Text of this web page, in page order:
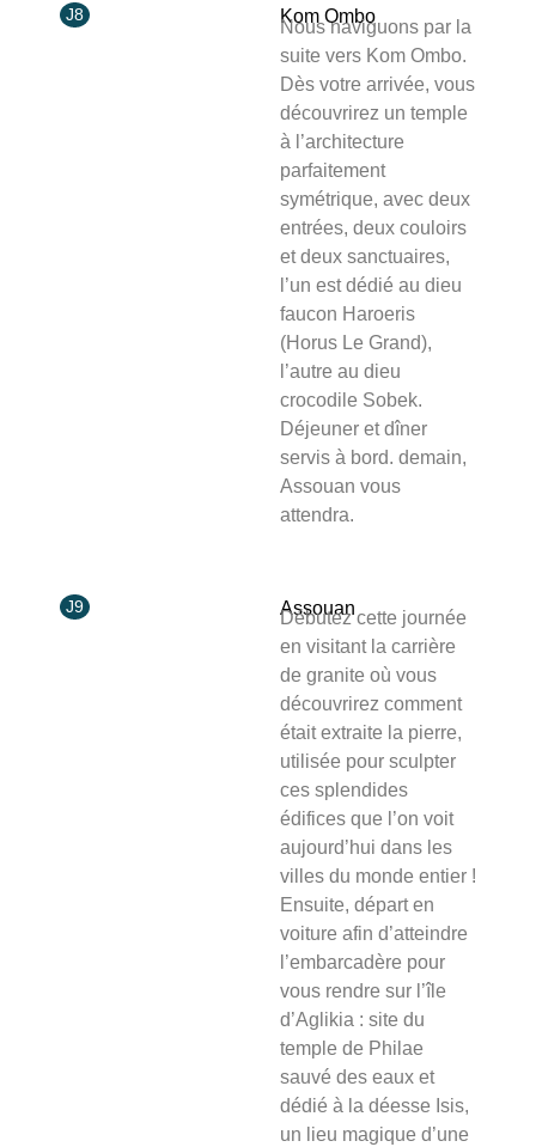
J8 Kom Ombo
Nous naviguons par la
suite vers Kom Ombo.
Dès votre arrivée, vous
découvrirez un temple
à l’architecture
parfaitement
symétrique, avec deux
entrées, deux couloirs
et deux sanctuaires,
l’un est dédié au dieu
faucon Haroeris
(Horus Le Grand),
l’autre au dieu
crocodile Sobek.
Déjeuner et dîner
servis à bord. demain,
Assouan vous
attendra.
J9 Assouan
Débutez cette journée
en visitant la carrière
de granite où vous
découvrirez comment
était extraite la pierre,
utilisée pour sculpter
ces splendides
édifices que l’on voit
aujourd’hui dans les
villes du monde entier !
Ensuite, départ en
voiture afin d’atteindre
l’embarcadère pour
vous rendre sur l’île
d’Aglikia : site du
temple de Philae
sauvé des eaux et
dédié à la déesse Isis,
un lieu magique d’une